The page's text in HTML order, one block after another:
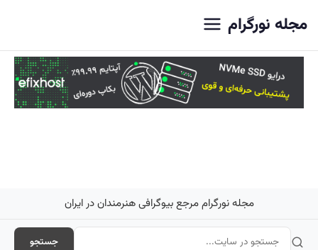
مجله نورگرام
مجله نورگرام مرجع بیوگرافی هنرمندان در ایران
جستجو